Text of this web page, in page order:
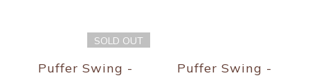
SOLD OUT
Puffer Swing -
Puffer Swing -